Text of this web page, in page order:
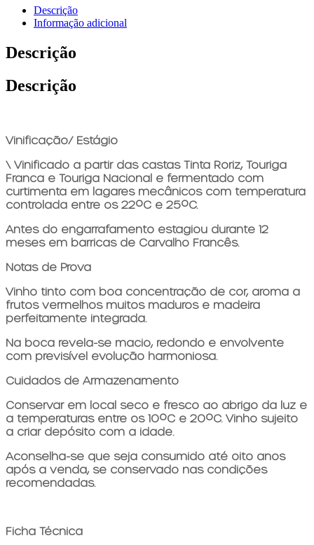
Descrição
Informação adicional
Descrição
Descrição
Vinificação/ Estágio
\ Vinificado a partir das castas Tinta Roriz, Touriga
Franca e Touriga Nacional e fermentado com
curtimenta em lagares mecânicos com temperatura
controlada entre os 22ºC e 25ºC.
Antes do engarrafamento estagiou durante 12
meses em barricas de Carvalho Francês.
Notas de Prova
Vinho tinto com boa concentração de cor, aroma a
frutos vermelhos muitos maduros e madeira
perfeitamente integrada.
Na boca revela-se macio, redondo e envolvente
com previsível evolução harmoniosa.
Cuidados de Armazenamento
Conservar em local seco e fresco ao abrigo da luz e
a temperaturas entre os 10ºC e 20ºC. Vinho sujeito
a criar depósito com a idade.
Aconselha-se que seja consumido até oito anos
após a venda, se conservado nas condições
recomendadas.
Ficha Técnica